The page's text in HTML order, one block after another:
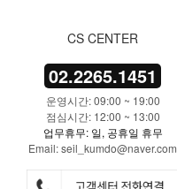
CS CENTER
02.2265.1451
운영시간: 09:00 ~ 19:00
점심시간: 12:00 ~ 13:00
업무휴무: 일, 공휴일 휴무
Email: seil_kumdo@naver.com